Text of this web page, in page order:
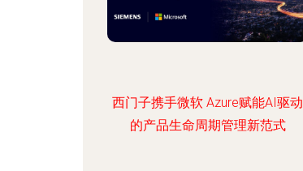
西门子携手微软 Azure赋能AI驱动
的产品生命周期管理新范式